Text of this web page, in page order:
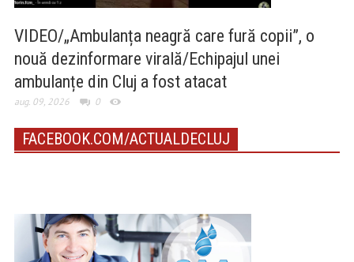
VIDEO/„Ambulanța neagră care fură copii”, o
nouă dezinformare virală/Echipajul unei
ambulanțe din Cluj a fost atacat
aug. 09, 2026 0
FACEBOOK.COM/ACTUALDECLUJ